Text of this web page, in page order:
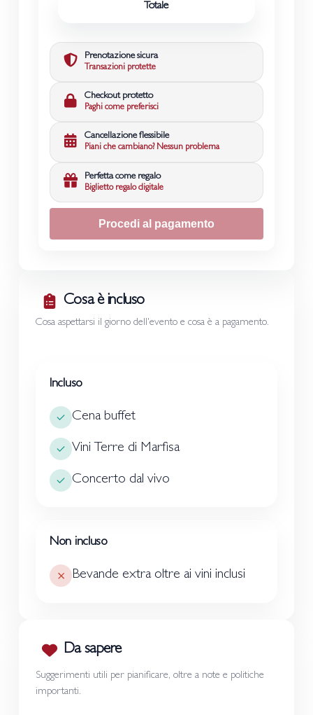
Cosa è incluso
Cosa aspettarsi il giorno dell'evento e cosa è a pagamento.
Incluso
Cena buffet
Vini Terre di Marfisa
Concerto dal vivo
Non incluso
Bevande extra oltre ai vini inclusi
Da sapere
Suggerimenti utili per pianificare, oltre a note e politiche
importanti.
Totale
Prenotazione sicura
Transazioni protette
Checkout protetto
Paghi come preferisci
Cancellazione flessibile
Piani che cambiano? Nessun problema
Perfetta come regalo
Biglietto regalo digitale
Procedi al pagamento